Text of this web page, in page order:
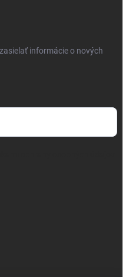
informácie o nových